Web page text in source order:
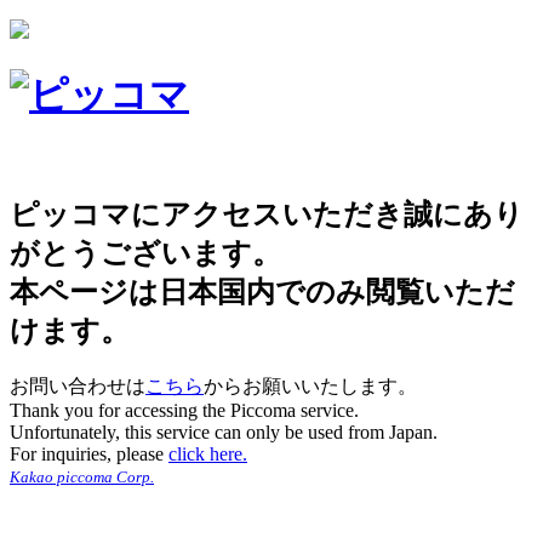
ピッコマにアクセスいただき誠にあり
がとうございます。
本ページは日本国内でのみ閲覧いただ
けます。
お問い合わせはこちらからお願いいたします。
Thank you for accessing the Piccoma service.
Unfortunately, this service can only be used from Japan.
For inquiries, please click here.
Kakao piccoma Corp.